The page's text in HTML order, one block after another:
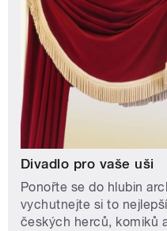
Divadlo pro vaše uši
Ponořte se do hlubin
vychutnejte si to
českých herců, komiků